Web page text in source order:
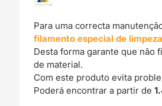
Para uma correcta
filamento especial de limpeza
Desta forma garante que não
de material.
Com este produto evita
Poderá encontrar a partir de